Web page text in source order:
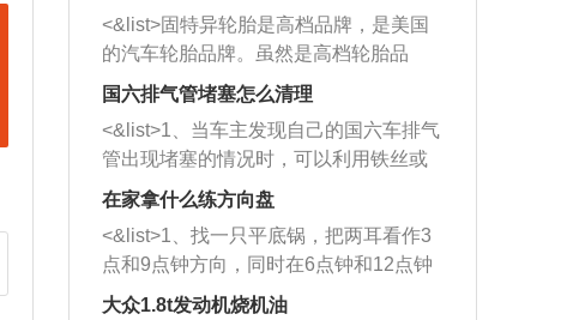
<&list>固特异轮胎是高档品牌，是美国
的汽车轮胎品牌。虽然是高档轮胎品
牌，但是中高低端的轮胎都有生产，这
也是为了更好的开拓市场。
国六排气管堵塞怎么清理
<&list>1、当车主发现自己的国六车排气
管出现堵塞的情况时，可以利用铁丝或
者是细棍，直接将杂物给取出来，如果
堵塞情况比较严重，也可以采取应急措
施。 <&list>2、直接利用木棍将所有的
杂物推到排气管里面的位置处，然后将
三元催化器拆解开，就可以将堵塞的东
在家拿什么练方向盘
<&list>1、找一只平底锅，把两耳看作3
点和9点钟方向，同时在6点钟和12点钟
方向做一个标记。 <&list>2、双手握住
大众1.8t发动机烧机油